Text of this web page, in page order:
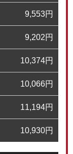
9,553円
9,202円
10,374円
10,066円
11,194円
10,930円